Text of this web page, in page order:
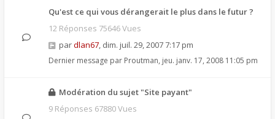
Qu'est ce qui vous dérangerait le plus dans le futur ?
12 Réponses 75646 Vues
pardlan67, dim. juil. 29, 2007 7:17 pm
Dernier message par Proutman, jeu. janv. 17, 2008 11:05 pm
Modération du sujet "Site payant"
9 Réponses 67880 Vues